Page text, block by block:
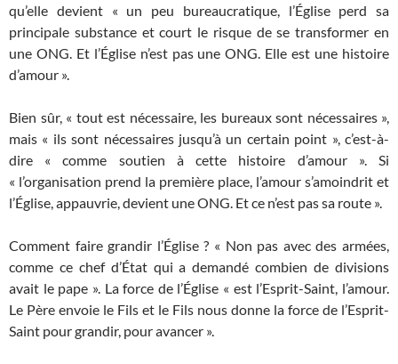
qu’elle devient « un peu bureaucratique, l’Église perd sa
principale substance et court le risque de se transformer en
une ONG. Et l’Église n’est pas une ONG. Elle est une histoire
d’amour ».
Bien sûr, « tout est nécessaire, les bureaux sont nécessaires »,
mais « ils sont nécessaires jusqu’à un certain point », c’est-à-
dire « comme soutien à cette histoire d’amour ». Si
« l’organisation prend la première place, l’amour s’amoindrit et
l’Église, appauvrie, devient une ONG. Et ce n’est pas sa route ».
Comment faire grandir l’Église ? « Non pas avec des armées,
comme ce chef d’État qui a demandé combien de divisions
avait le pape ». La force de l’Église « est l’Esprit-Saint, l’amour.
Le Père envoie le Fils et le Fils nous donne la force de l’Esprit-
Saint pour grandir, pour avancer ».